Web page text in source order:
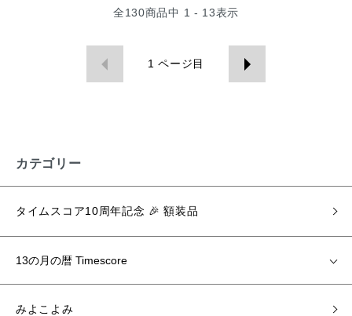
全130商品中 1 - 13表示
1ページ目
カテゴリー
タイムスコア10周年記念 🎉 額装品
13の月の暦 Timescore
みよこよみ